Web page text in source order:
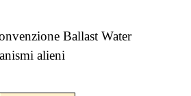
Ballast Water
alieni